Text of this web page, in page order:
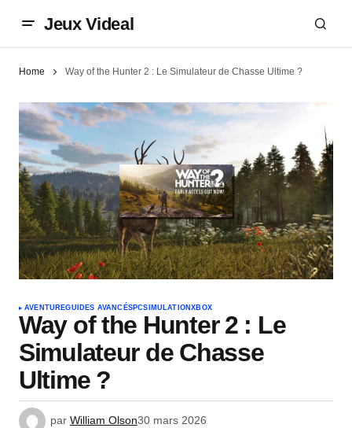
Jeux Videal
Home Way of the Hunter 2 : Le Simulateur de Chasse Ultime ?
AVENTUREGUIDES AVANCÉSPCSIMULATIONXBOX
Way of the Hunter 2 : Le
Simulateur de Chasse
Ultime ?
par William Olson30 mars 2026